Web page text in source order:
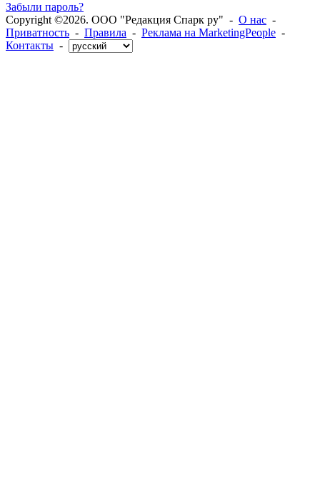
Забыли пароль?
Copyright ©2026. ООО "Редакция Спарк ру" - О нас -
Приватность - Правила - Реклама на MarketingPeople -
Контакты -